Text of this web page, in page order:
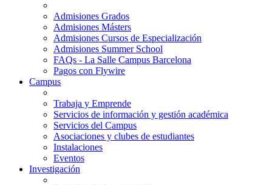
Admisiones Grados
Admisiones Másters
Admisiones Cursos de Especialización
Admisiones Summer School
FAQs - La Salle Campus Barcelona
Pagos con Flywire
Campus
Trabaja y Emprende
Servicios de información y gestión académica
Servicios del Campus
Asociaciones y clubes de estudiantes
Instalaciones
Eventos
Investigación